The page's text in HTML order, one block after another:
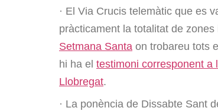
· El Via Crucis telemàtic que es
pràcticament la totalitat de zones
Setmana Santa on trobareu tots
hi ha el testimoni corresponent a
Llobregat.
· La ponència de Dissabte Sant